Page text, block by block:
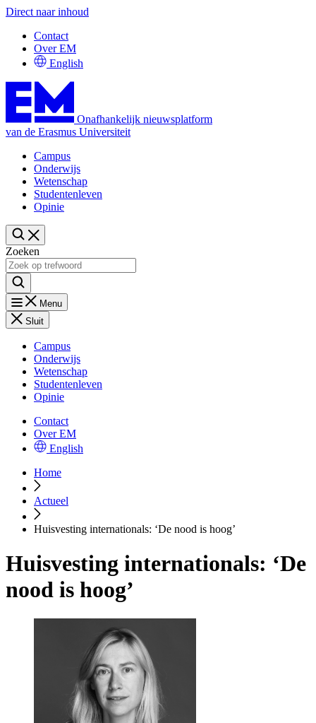
Direct naar inhoud
Contact
Over EM
English
Onafhankelijk nieuwsplatform
van de Erasmus Universiteit
Campus
Onderwijs
Wetenschap
Studentenleven
Opinie
Zoeken
Menu
Sluit
Campus
Onderwijs
Wetenschap
Studentenleven
Opinie
Contact
Over EM
English
Home
Actueel
Huisvesting internationals: ‘De nood is hoog’
Huisvesting internationals: ‘De
nood is hoog’